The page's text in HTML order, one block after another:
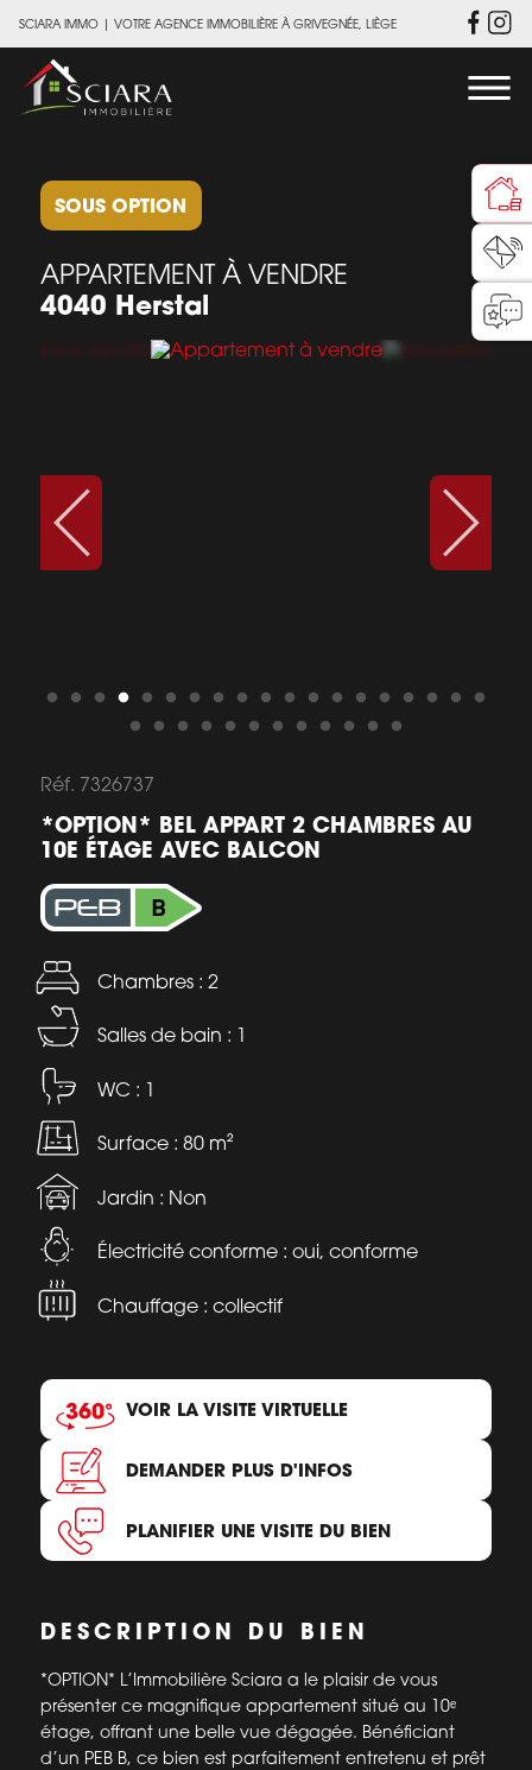
SCIARA IMMO | VOTRE AGENCE IMMOBILIÈRE À GRIVEGNÉE, LIÈGE
SOUS OPTION
APPARTEMENT À VENDRE
4040 Herstal
Réf. 7326737
*OPTION* BEL APPART 2 CHAMBRES AU
10E ÉTAGE AVEC BALCON
Chambres : 2
Salles de bain : 1
WC : 1
Surface : 80 m²
Jardin : Non
Électricité conforme : oui, conforme
Chauffage : collectif
VOIR LA VISITE VIRTUELLE
DEMANDER PLUS D'INFOS
PLANIFIER UNE VISITE DU BIEN
DESCRIPTION DU BIEN
*OPTION* L’Immobilière Sciara a le plaisir de vous
présenter ce magnifique appartement situé au 10ᵉ
étage, offrant une belle vue dégagée. Bénéficiant
d’un PEB B, ce bien est parfaitement entretenu et prêt